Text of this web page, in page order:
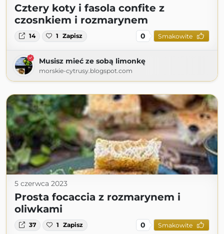
Cztery koty i fasola confite z
czosnkiem i rozmarynem
14 1 Zapisz 0 Smakowite
Musisz mieć ze sobą limonkę
morskie-cytrusy.blogspot.com
5 czerwca 2023
Prosta focaccia z rozmarynem i
oliwkami
37 1 Zapisz 0 Smakowite